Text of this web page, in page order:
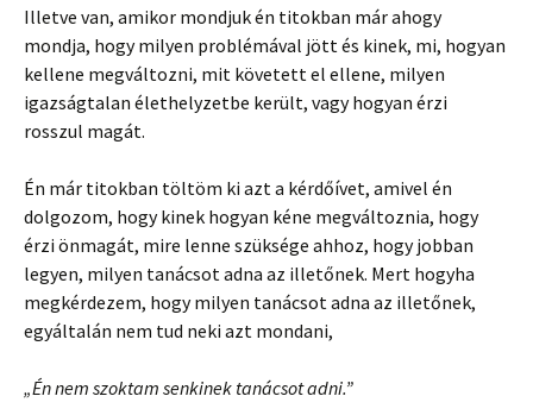
Illetve van, amikor mondjuk én titokban már ahogy
mondja, hogy milyen problémával jött és kinek, mi, hogyan
kellene megváltozni, mit követett el ellene, milyen
igazságtalan élethelyzetbe került, vagy hogyan érzi
rosszul magát.
Én már titokban töltöm ki azt a kérdőívet, amivel én
dolgozom, hogy kinek hogyan kéne megváltoznia, hogy
érzi önmagát, mire lenne szüksége ahhoz, hogy jobban
legyen, milyen tanácsot adna az illetőnek. Mert hogyha
megkérdezem, hogy milyen tanácsot adna az illetőnek,
egyáltalán nem tud neki azt mondani,
„Én nem szoktam senkinek tanácsot adni.”